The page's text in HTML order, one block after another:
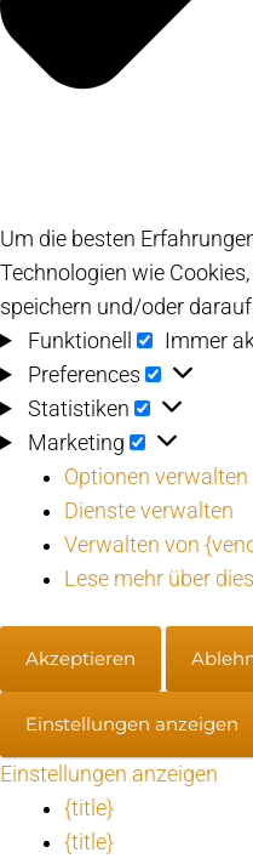
Um die besten
Technologien wie
speichern und/oder
Funktionell
Immer
Preferences
Statistiken
Marketing
Optionen verwalten
Dienste verwalten
Verwalten von
Lese mehr über
Akzeptieren
Einstellungen anzeigen
Einstellungen anzeigen
{title}
{title}